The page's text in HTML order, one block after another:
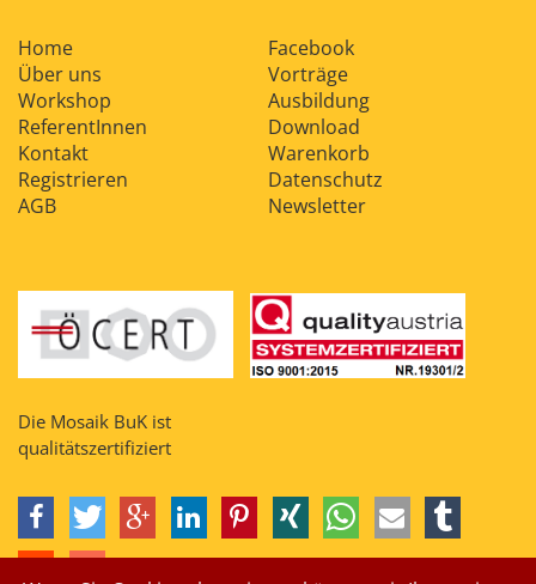
Home
Facebook
Über uns
Vorträge
Workshop
Ausbildung
ReferentInnen
Download
Kontakt
Warenkorb
Registrieren
Datenschutz
AGB
Newsletter
Die Mosaik BuK ist
qualitätszertifiziert